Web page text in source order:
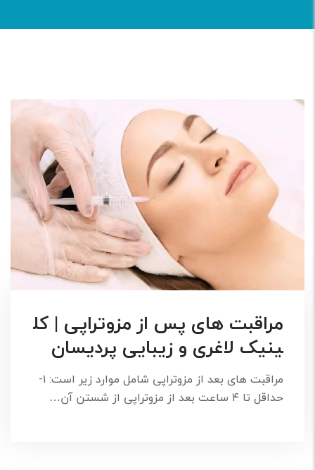
مراقبت های پس از مزوتراپی | کل
ینیک لاغری و زیبایی پردیسان
مراقبت های بعد از مزوتراپی شامل موارد زیر است: ۱-
حداقل تا ۴ ساعت بعد از مزوتراپی از شستن آن…